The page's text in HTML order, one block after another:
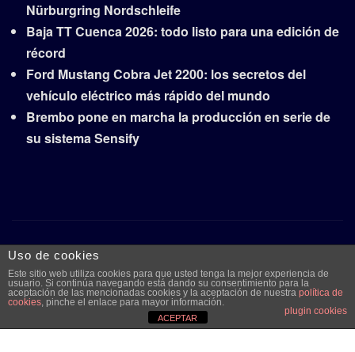
Nürburgring Nordschleife
Baja TT Cuenca 2026: todo listo para una edición de
récord
Ford Mustang Cobra Jet 2200: los secretos del
vehículo eléctrico más rápido del mundo
Brembo pone en marcha la producción en serie de
su sistema Sensify
Copyright © 2026 | Funciona conWordPress|Frankfurt
Newspor ThemeArile
Aviso legal y
Publicidad Contacto
Uso de cookies
Este sitio web utiliza cookies para que usted tenga la mejor experiencia de
usuario. Si continúa navegando está dando su consentimiento para la
aceptación de las mencionadas cookies y la aceptación de nuestra política de
cookies, pinche el enlace para mayor información.
plugin cookies
ACEPTAR